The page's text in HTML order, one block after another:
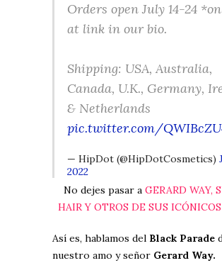
Orders open July 14-24
at link in our bio.
Shipping: USA, Australia,
Canada, U.K., Germany,
& Netherlands
pic.twitter.com/
— HipDot (@HipDotCosmetics)
2022
No dejes pasar a GERARD WAY,
HAIR Y OTROS DE SUS
Así es, hablamos del Black Parade
nuestro amo y señor Gerard Way.